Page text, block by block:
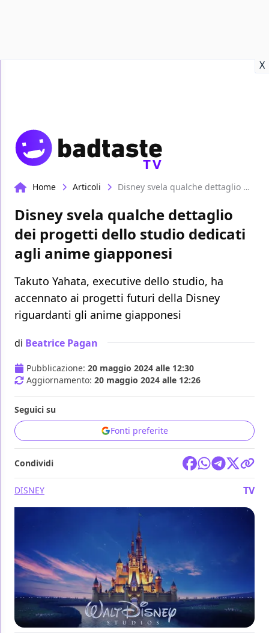
X
TV
Home Articoli Disney svela qualche dettaglio dei progetti dello studio dedicati agli anime giapponesi
Disney svela qualche dettaglio
dei progetti dello studio dedicati
agli anime giapponesi
Takuto Yahata, executive dello studio, ha
accennato ai progetti futuri della Disney
riguardanti gli anime giapponesi
di Beatrice Pagan
Pubblicazione: 20 maggio 2024 alle 12:30
Aggiornamento: 20 maggio 2024 alle 12:26
Seguici su
Fonti preferite
Condividi
DISNEY TV